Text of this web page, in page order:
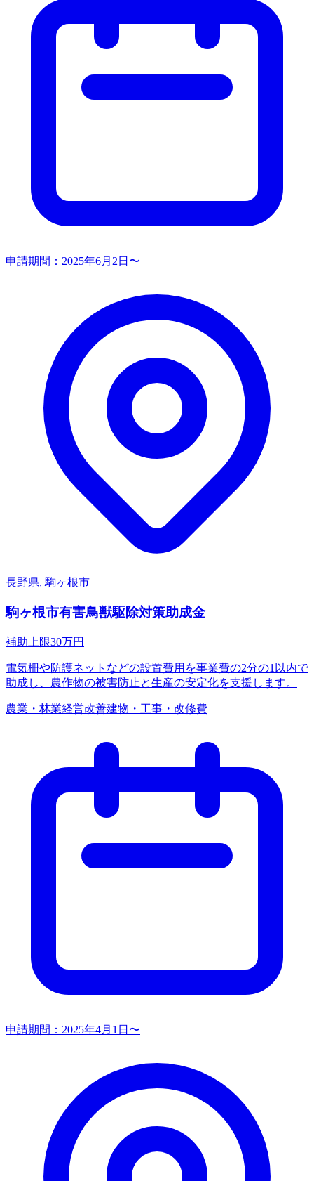
申請期間： 2025年6月2日〜
長野県, 駒ヶ根市
駒ヶ根市有害鳥獣駆除対策助成金
補助上限30万円
電気柵や防護ネットなどの設置費用を事業費の2分の1以内で
助成し、農作物の被害防止と生産の安定化を支援します。
農業・林業経営改善建物・工事・改修費
申請期間： 2025年4月1日〜